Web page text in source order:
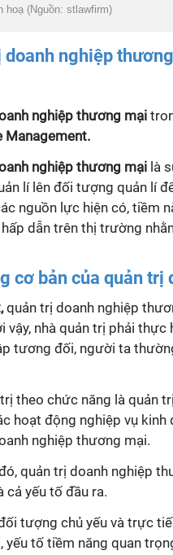
hoạ (Nguồn: stlawfirm)
doanh nghiệp
nghiệp thương mại
Management.
nghiệp thương mại là
lí lên đối tượng quản lí
nguồn lực hiện có, tiềm
dẫn trên thị trường
cơ bản của quản
quản trị doanh nghiệp
vậy, nhà quản trị phải
tương đối, người ta
theo chức năng là quản
hoạt động nghiệp vụ
nghiệp thương mại.
quản trị doanh nghiệp
cả yếu tố đầu ra.
tượng chủ yếu và trực
yếu tố tiềm năng quan